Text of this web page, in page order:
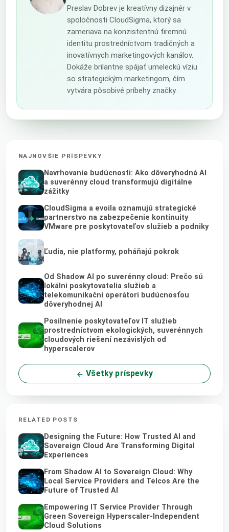
Preslav Dobrev je kreatívny dizajnér v
spoločnosti CloudSigma, ktorý sa
zameriava na konzistentnú firemnú
identitu prostredníctvom tradičných a
inovatívnych marketingových kanálov.
Dokáže brilantne spájať umeleckú víziu
so strategickým marketingom, čím
vytvára pôsobivé príbehy značky.
NAJNOVŠIE PRÍSPEVKY
Navrhovanie budúcnosti: Ako dôveryhodná AI
a suverénny cloud transformujú digitálne
zážitky
CloudSigma a evoila oznamujú strategické
partnerstvo na zabezpečenie kontinuity
VMware pre poskytovateľov služieb a podniky
Ľudia, nie platformy, poháňajú pokrok
Od Shadow AI po suverénny cloud: Prečo sú
lokálni poskytovatelia služieb a
telekomunikační operátori budúcnosťou
dôveryhodnej AI
Posilnenie poskytovateľov IT služieb
prostredníctvom ekologických, suverénnych
cloudových riešení nezávislých od
hyperscalerov
Všetky príspevky
RELATED POSTS
Designing the Future: How Trusted AI and
Sovereign Cloud Are Transforming Digital
Experiences
From Shadow AI to Sovereign Cloud: Why
Local Service Providers and Telcos Are the
Future of Trusted AI
Empowering IT Service Provider Through
Green Sovereign Hyperscaler-Independent
Cloud Solutions